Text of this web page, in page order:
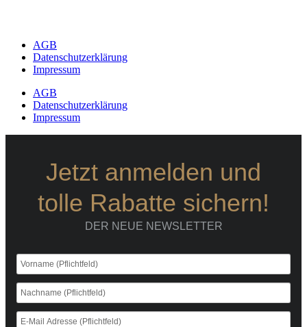
AGB
Datenschutzerklärung
Impressum
AGB
Datenschutzerklärung
Impressum
Jetzt anmelden und
tolle Rabatte sichern!
DER NEUE NEWSLETTER